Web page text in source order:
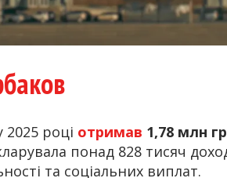
році отримав 1,78 млн
понад 828 тисяч
та соціальних виплат.